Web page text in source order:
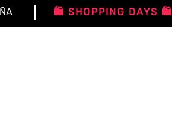
🛍️ SHOPPING DAYS 🛍️